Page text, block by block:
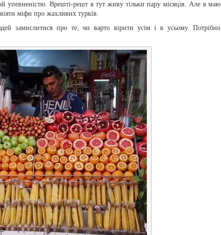
упевненістю. Врешті-решт я тут живу тільки пару місяців. Але я маю
міфи про жахливих турків.
замислитися про те, чи варто вірити усім і в усьому. Потрібно